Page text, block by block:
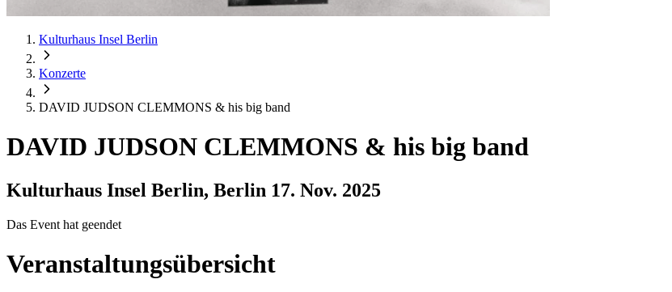
Kulturhaus Insel Berlin
Konzerte
DAVID JUDSON CLEMMONS & his big band
DAVID JUDSON CLEMMONS & his big band
Kulturhaus Insel Berlin, Berlin 17. Nov. 2025
Das Event hat geendet
Veranstaltungsübersicht